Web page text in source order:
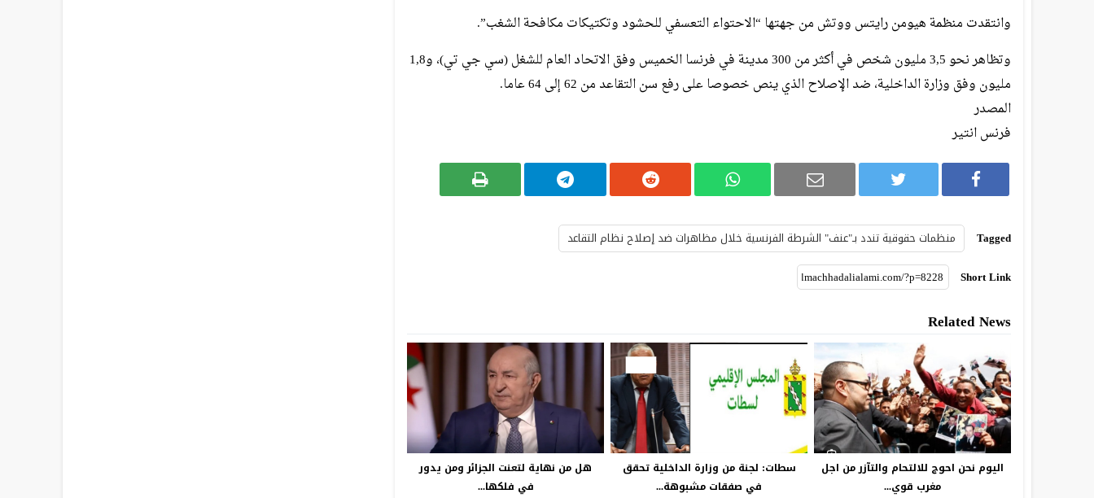
وانتقدت منظمة هيومن رايتس ووتش من جهتها “الاحتواء التعسفي للحشود وتكتيكات مكافحة الشغب”.
وتظاهر نحو 3,5 مليون شخص في أكثر من 300 مدينة في فرنسا الخميس وفق الاتحاد العام للشغل (سي جي تي)، و1,8
مليون وفق وزارة الداخلية، ضد الإصلاح الذي ينص خصوصا على رفع سن التقاعد من 62 إلى 64 عاما.
المصدر
فرنس انتير
Tagged
منظمات حقوقية تندد بـ"عنف" الشرطة الفرنسية خلال مظاهرات ضد إصلاح نظام التقاعد
Short Link
Related News
اليوم نحن احوج للالتحام والتآزر من اجل
مغرب قوي...
سطات: لجنة من وزارة الداخلية تحقق
في صفقات مشبوهة...
هل من نهاية لتعنت الجزائر ومن يدور
في فلكها...